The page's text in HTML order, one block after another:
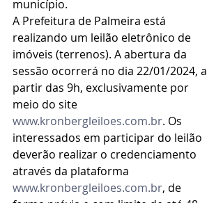
município.
A Prefeitura de Palmeira está
realizando um leilão eletrônico de
imóveis (terrenos). A abertura da
sessão ocorrerá no dia 22/01/2024, a
partir das 9h, exclusivamente por
meio do site
www.kronbergleiloes.com.br. Os
interessados em participar do leilão
deverão realizar o credenciamento
através da plataforma
www.kronbergleiloes.com.br, de